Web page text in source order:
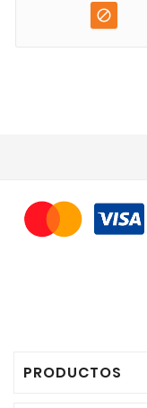

PRODUCTOS